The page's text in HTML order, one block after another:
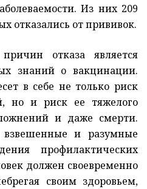
Из них 209
отказались от прививок.
отказа является
знаний о вакцинации.
в себе не только риск
но и риск ее тяжелого
и даже смерти.
и разумные
профилактических
должен своевременно
своим здоровьем,